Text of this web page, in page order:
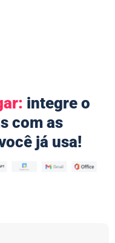
integre o
com as
já usa!